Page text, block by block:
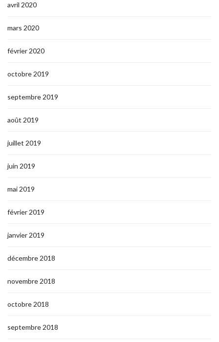
avril 2020
mars 2020
février 2020
octobre 2019
septembre 2019
août 2019
juillet 2019
juin 2019
mai 2019
février 2019
janvier 2019
décembre 2018
novembre 2018
octobre 2018
septembre 2018